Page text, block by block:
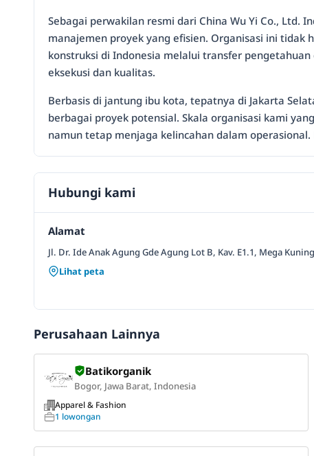
Sebagai perwakilan resmi dari China Wu Yi Co.,
manajemen proyek yang efisien. Organisasi ini
konstruksi di Indonesia melalui transfer
eksekusi dan kualitas.
Berbasis di jantung ibu kota, tepatnya di Jakarta
berbagai proyek potensial. Skala organisasi kami
namun tetap menjaga kelincahan dalam
Hubungi kami
Alamat
Jl. Dr. Ide Anak Agung Gde Agung Lot B, Kav. E1.1, Mega
Lihat peta
Perusahaan Lainnya
Batikorganik
Bogor, Jawa Barat, Indonesia
Apparel & Fashion
1 lowongan